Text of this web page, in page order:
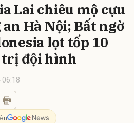
Lai chiêu mộ cựu
Hà Nội; Bất ngờ
lọt tốp 10
trị đội hình